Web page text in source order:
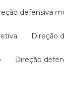
defensiva
direção
direção